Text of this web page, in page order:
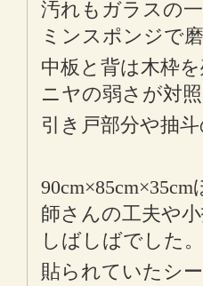
汚れもガラスの
ミンスポンジで
中板と背は木枠
ニヤの弱さが対
引き戸部分や抽
師さんの工夫や
しばしばでした。
貼られていたシ